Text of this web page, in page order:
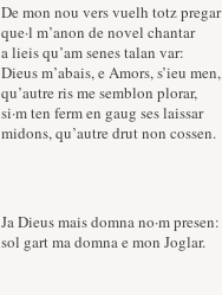
De mon nou vers vuelh totz pregar
que·l m’anon de novel chantar
a lieis qu’am senes talan var:
Dieus m’abais, e Amors, s’ieu men,
qu’autre ris me semblon plorar,
si·m ten ferm en gaug ses laissar
midons, qu’autre drut non cossen.
Ja Dieus mais domna no·m presen:
sol gart ma domna e mon Joglar.